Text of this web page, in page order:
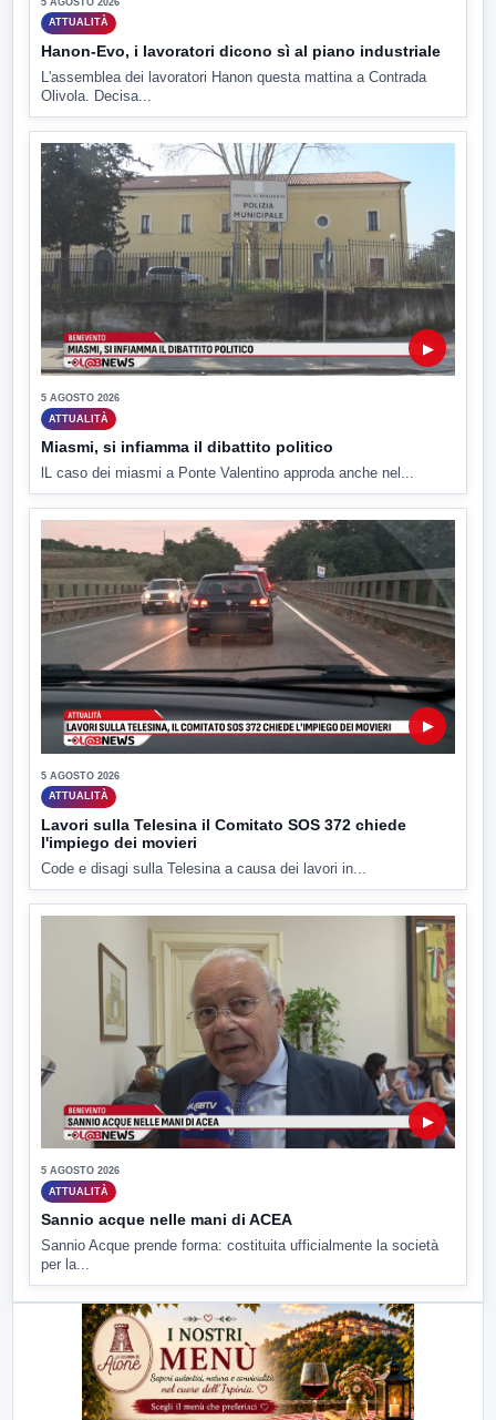
ATTUALITÀ
Hanon-Evo, i lavoratori dicono sì al piano industriale
L'assemblea dei lavoratori Hanon questa mattina a Contrada
Olivola. Decisa...
▶
5 AGOSTO 2026
ATTUALITÀ
Miasmi, si infiamma il dibattito politico
lL caso dei miasmi a Ponte Valentino approda anche nel...
▶
5 AGOSTO 2026
ATTUALITÀ
Lavori sulla Telesina il Comitato SOS 372 chiede
l'impiego dei movieri
Code e disagi sulla Telesina a causa dei lavori in...
▶
5 AGOSTO 2026
ATTUALITÀ
Sannio acque nelle mani di ACEA
Sannio Acque prende forma: costituita ufficialmente la società
per la...